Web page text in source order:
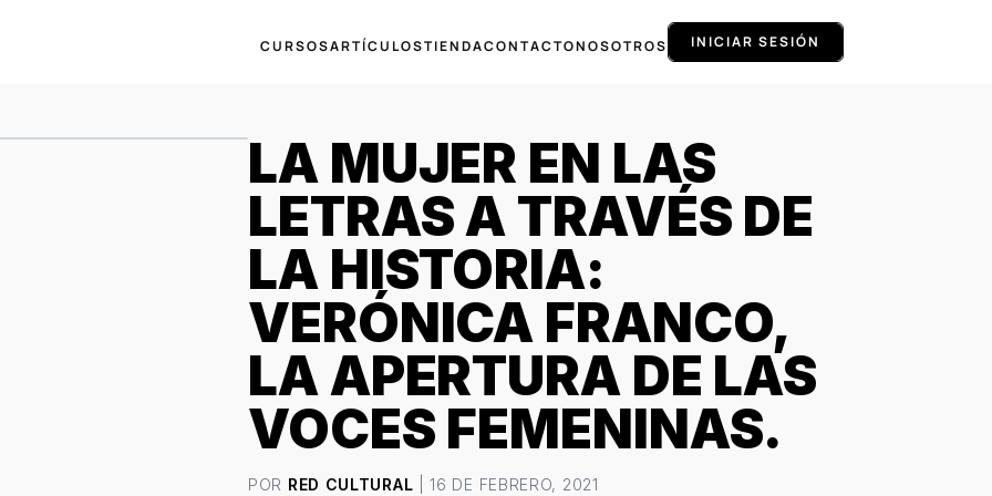
CURSOSARTÍCULOSTIENDACONTACTONOSOTROS INICIAR SESIÓN
LA MUJER EN LAS
LETRAS A TRAVÉS DE
LA HISTORIA:
VERÓNICA FRANCO,
LA APERTURA DE LAS
VOCES FEMENINAS.
POR RED CULTURAL | 16 DE FEBRERO, 2021